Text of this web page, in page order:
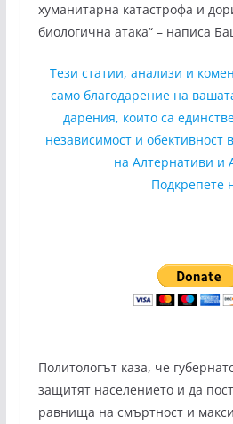
хуманитарна катастрофа и
биологична атака“ – написа
Тези статии, анализи и
само благодарение на
дарения, които са
независимост и обективност
на Алтернативи и
Подкрепете
Политологът каза, че
защитят населението и да
равнища на смъртност и